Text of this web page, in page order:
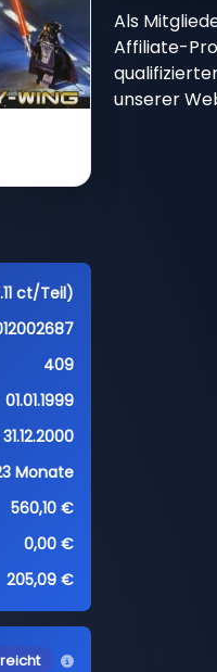
ct/Teil)
409
01.01.1999
31.12.2000
Monate
560,10 €
0,00 €
205,09 €
Als
Affiliate-
unserer